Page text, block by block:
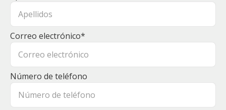
Correo electrónico*
Número de teléfono